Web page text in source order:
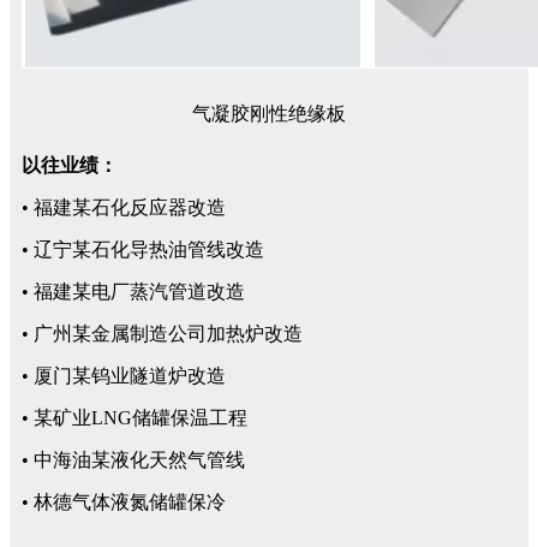
气凝胶刚性绝缘板
以往业绩：
• 福建某石化反应器改造
• 辽宁某石化导热油管线改造
• 福建某电厂蒸汽管道改造
• 广州某金属制造公司加热炉改造
• 厦门某钨业隧道炉改造
• 某矿业LNG储罐保温工程
• 中海油某液化天然气管线
• 林德气体液氮储罐保冷